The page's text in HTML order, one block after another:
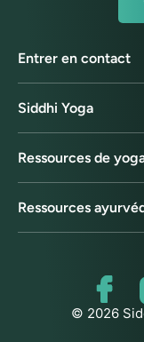
Entrer en contact
Siddhi Yoga
Ressources de
Ressources
© 2026